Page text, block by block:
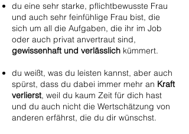
du eine sehr starke, pflichtbewusste Frau
und auch sehr feinfühlige Frau bist, die
sich um all die Aufgaben, die ihr im Job
oder auch privat anvertraut sind,
gewissenhaft und verlässlich kümmert.
du weißt, was du leisten kannst, aber auch
spürst, dass du dabei immer mehr an Kraft
verlierst, weil du kaum Zeit für dich hast
und du auch nicht die Wertschätzung von
anderen erfährst, die du dir wünschst.